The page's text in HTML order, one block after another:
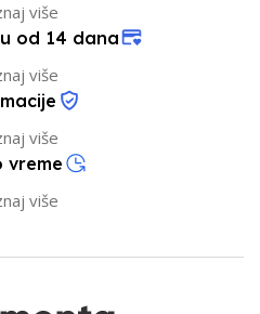
više
od 14 dana
više
više
vreme
više